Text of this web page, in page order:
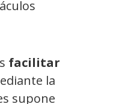
facilitar
la
supone